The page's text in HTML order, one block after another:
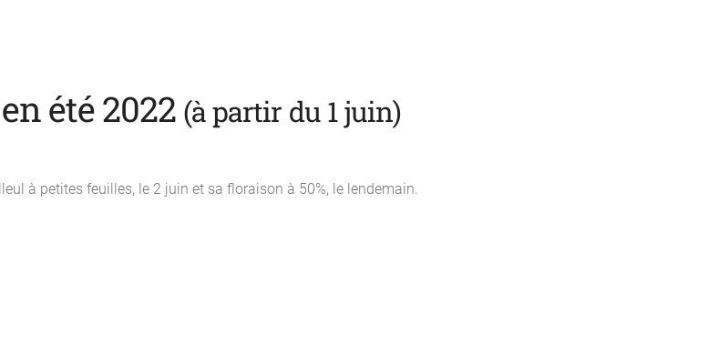
été 2022 (à partir du 1 juin)
à petites feuilles, le 2 juin et sa floraison à 50%, le lendemain.